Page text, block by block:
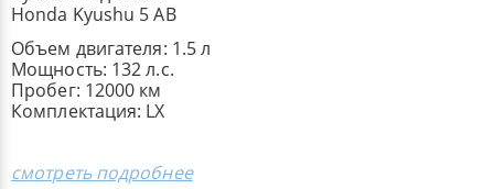
Honda Kyushu 5 AB
Объем двигателя: 1.5 л
Мощность: 132 л.с.
Пробег: 12000 км
Комплектация: LX
смотреть подробнее